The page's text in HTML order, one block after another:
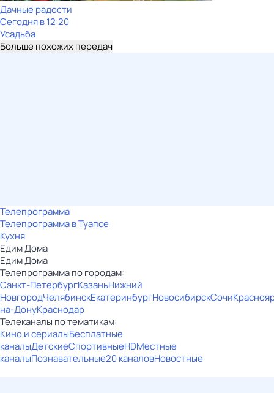
Дачные радости
Сегодня в 12:20
Усадьба
Больше похожих передач
Телепрограмма
Телепрограмма в Туапсе
Кухня
Едим Дома
Едим Дома
Телепрограмма по городам:
Санкт-ПетербургКазаньНижний
НовгородЧелябинскЕкатеринбургНовосибирскСочи
на-ДонуКраснодар
Телеканалы по тематикам:
Кино и сериалыБесплатные
каналыДетскиеСпортивныеHDМестные
каналыПознавательные20 каналовНовостные